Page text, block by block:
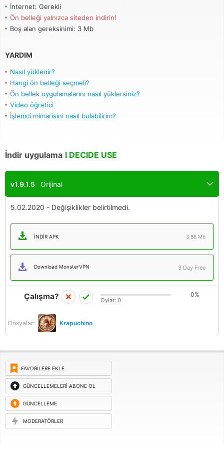
İnternet: Gerekli
Ön belleği yalnızca siteden indirin!
Boş alan gereksinimi: 3 Mb
YARDIM
Nasıl yüklenir?
Hangi ön belleği seçmeli?
Ön bellek uygulamalarını nasıl yüklersiniz?
Video öğretici
İşlemci mimarisini nasıl bulabilirim?
İndir uygulama I DECIDE USE
v1.9.1.5 Orijinal
5.02.2020 - Değişiklikler belirtilmedi.
İNDIR APK 3.88 Mb
Download MonsterVPN 3 Day Free
Dosyalar: Krapuchino
Çalışma? 0%
Oylar: 0
FAVORILERE EKLE
GÜNCELLEMELERI ABONE OL
GÜNCELLEME
ISTEĞI
MODERATÖRLER